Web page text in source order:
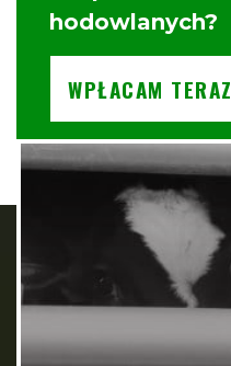
hodowlanych?
WPŁACAM TERAZ